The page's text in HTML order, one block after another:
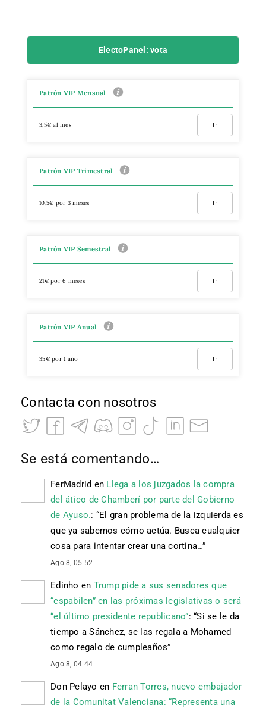
ElectoPanel: vota
Patrón VIP Mensual
3,5€ al mes Ir
Patrón VIP Trimestral
10,5€ por 3 meses Ir
Patrón VIP Semestral
21€ por 6 meses Ir
Patrón VIP Anual
35€ por 1 año Ir
Contacta con nosotros
Se está comentando…
FerMadrid en Llega a los juzgados la compra
del ático de Chamberí por parte del Gobierno
de Ayuso.: “El gran problema de la izquierda es
que ya sabemos cómo actúa. Busca cualquier
cosa para intentar crear una cortina…”
Ago 8, 05:52
Edinho en Trump pide a sus senadores que
“espabilen” en las próximas legislativas o será
“el último presidente republicano”: “Si se le da
tiempo a Sánchez, se las regala a Mohamed
como regalo de cumpleaños”
Ago 8, 04:44
Don Pelayo en Ferran Torres, nuevo embajador
de la Comunitat Valenciana: “Representa una